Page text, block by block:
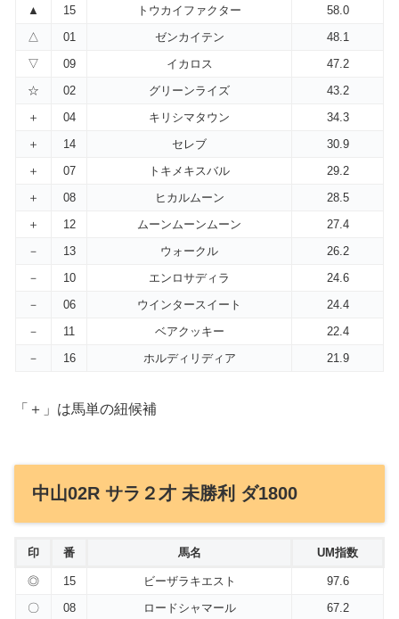
▲
15 トウカイファクター
58.0
△
01 ゼンカイテン
48.1
▽
09 イカロス
47.2
☆
02 グリーンライズ
43.2
＋
04 キリシマタウン
34.3
＋
14 セレブ
30.9
＋
07 トキメキスバル
29.2
＋
08 ヒカルムーン
28.5
＋
12 ムーンムーンムーン
27.4
－
13 ウォークル
26.2
－
10 エンロサディラ
24.6
－
06 ウインタースイート
24.4
－
11 ベアクッキー
22.4
－
16 ホルディリディア 21.9
「＋」は馬単の紐候補
中山02R サラ２才 未勝利 ダ1800
印 番 馬名 UM指数
◎ 15 ビーザラキエスト
97.6
〇
08 ロードシャマール
67.2